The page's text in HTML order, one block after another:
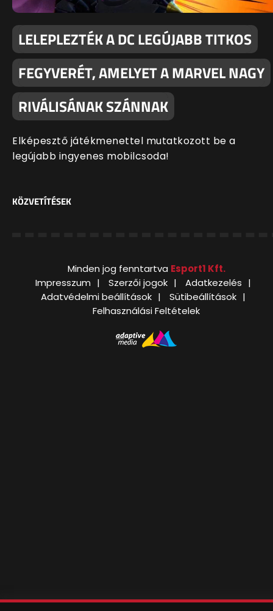
LELEPLEZTÉK A DC LEGÚJABB TITKOS
FEGYVERÉT, AMELYET A MARVEL NAGY
RIVÁLISÁNAK SZÁNNAK
Elképesztő játékmenettel mutatkozott be a
legújabb ingyenes mobilcsoda!
KÖZVETÍTÉSEK
Minden jog fenntartva Esport1 Kft.
Impresszum
Szerzői jogok
Adatkezelés
Adatvédelmi beállítások
Sütibeállítások
Felhasználási Feltételek